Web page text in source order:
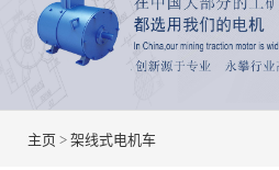
主页 > 架线式电机车